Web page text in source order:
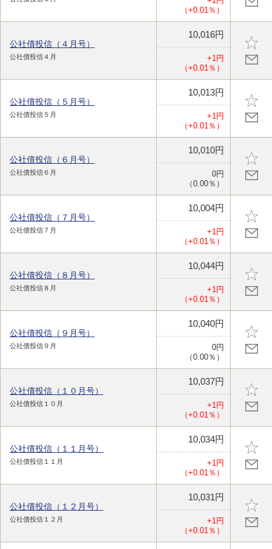
（+0.01％）
公社債投信（４月号）
公社債投信４月
10,016円
+1円
（+0.01％）
公社債投信（５月号）
公社債投信５月
10,013円
+1円
（+0.01％）
公社債投信（６月号）
公社債投信６月
10,010円
0円
（0.00％）
公社債投信（７月号）
公社債投信７月
10,004円
+1円
（+0.01％）
公社債投信（８月号）
公社債投信８月
10,044円
+1円
（+0.01％）
公社債投信（９月号）
公社債投信９月
10,040円
0円
（0.00％）
公社債投信（１０月号）
公社債投信１０月
10,037円
+1円
（+0.01％）
公社債投信（１１月号）
公社債投信１１月
10,034円
+1円
（+0.01％）
公社債投信（１２月号）
公社債投信１２月
10,031円
+1円
（+0.01％）